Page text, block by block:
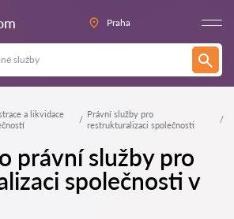
Praha
a likvidace
Právní služby pro
restrukturalizaci společnosti
právní služby pro
společnosti v